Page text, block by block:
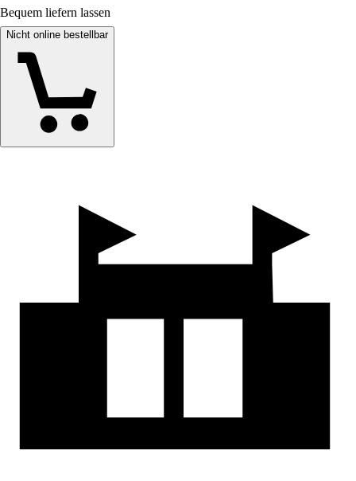
Bequem liefern lassen
Nicht online bestellbar